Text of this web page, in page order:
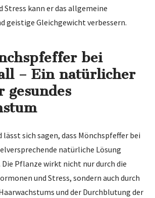
Stress kann er das allgemeine
geistige Gleichgewicht verbessern.
bei
– Ein natürlicher
lässt sich sagen, dass Mönchspfeffer bei
natürliche Lösung
Pflanze wirkt nicht nur durch die
und Stress, sondern auch durch
und der Durchblutung der